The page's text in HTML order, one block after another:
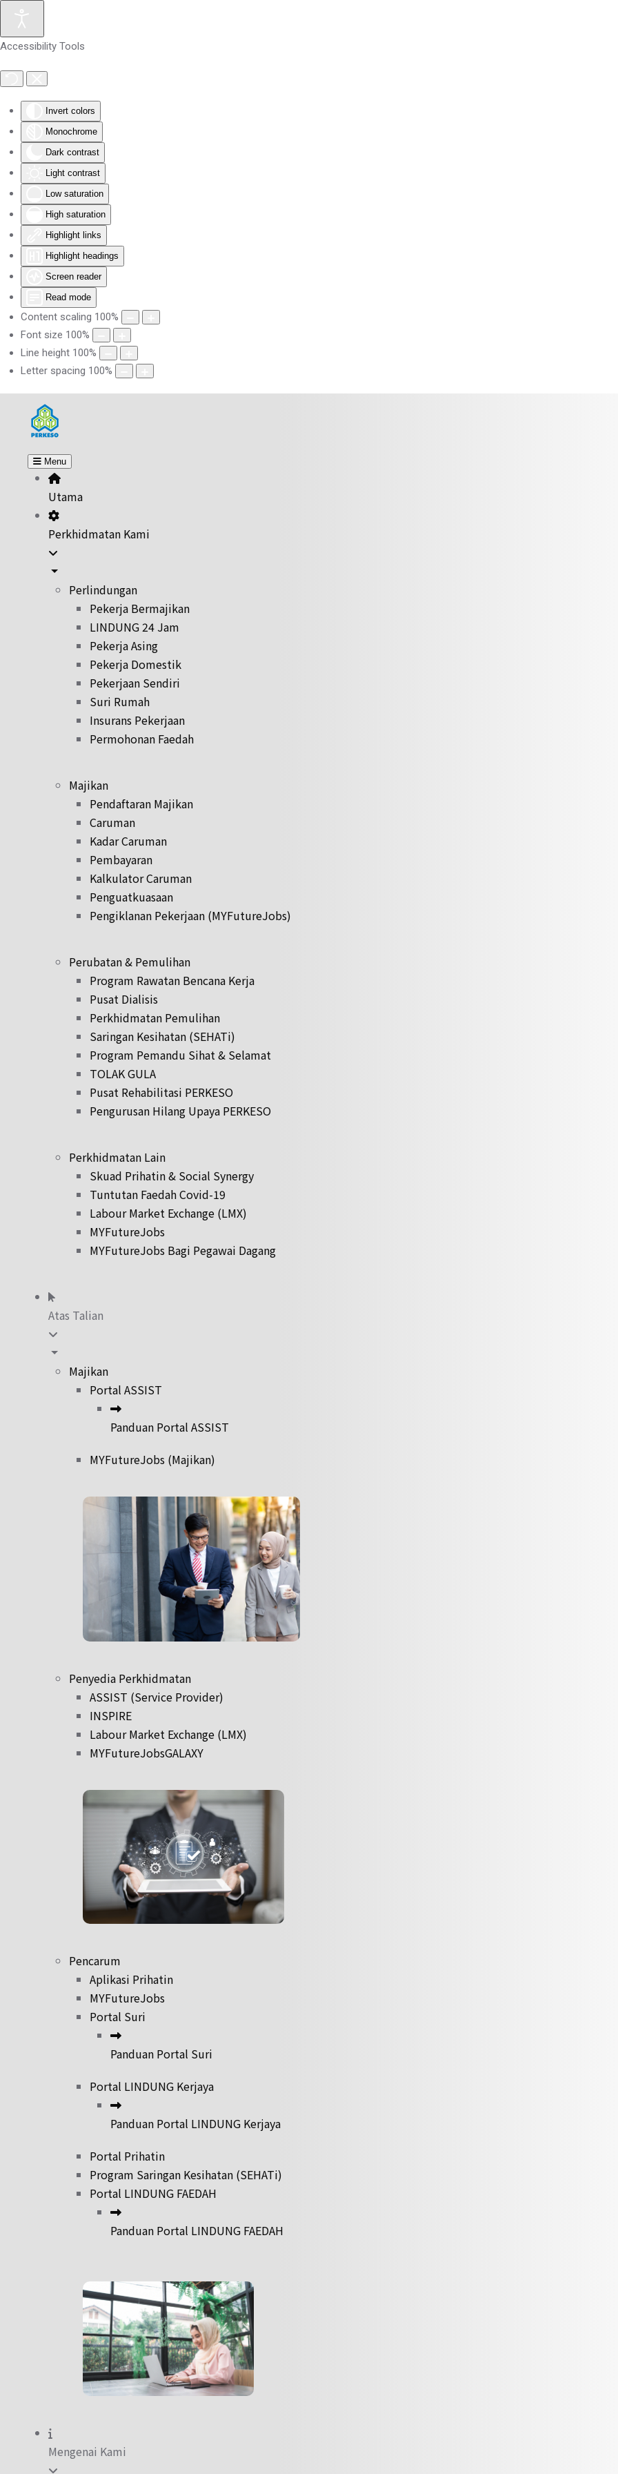
Accessibility Tools
Invert colors
Monochrome
Dark contrast
Light contrast
Low saturation
High saturation
Highlight links
Highlight headings
Screen reader
Read mode
Content scaling 100%
Font size 100%
Line height 100%
Letter spacing 100%
Skip to main content
Menu
Utama
Perkhidmatan Kami
Perlindungan
Pekerja Bermajikan
LINDUNG 24 Jam
Pekerja Asing
Pekerja Domestik
Pekerjaan Sendiri
Suri Rumah
Insurans Pekerjaan
Permohonan Faedah
Majikan
Pendaftaran Majikan
Caruman
Kadar Caruman
Pembayaran
Kalkulator Caruman
Penguatkuasaan
Pengiklanan Pekerjaan (MYFutureJobs)
Perubatan & Pemulihan
Program Rawatan Bencana Kerja
Pusat Dialisis
Perkhidmatan Pemulihan
Saringan Kesihatan (SEHATi)
Program Pemandu Sihat & Selamat
TOLAK GULA
Pusat Rehabilitasi PERKESO
Pengurusan Hilang Upaya PERKESO
Perkhidmatan Lain
Skuad Prihatin & Social Synergy
Tuntutan Faedah Covid-19
Labour Market Exchange (LMX)
MYFutureJobs
MYFutureJobs Bagi Pegawai Dagang
Atas Talian
Majikan
Portal ASSIST
Panduan Portal ASSIST
MYFutureJobs (Majikan)
Penyedia Perkhidmatan
ASSIST (Service Provider)
INSPIRE
Labour Market Exchange (LMX)
MYFutureJobsGALAXY
Pencarum
Aplikasi Prihatin
MYFutureJobs
Portal Suri
Panduan Portal Suri
Portal LINDUNG Kerjaya
Panduan Portal LINDUNG Kerjaya
Portal Prihatin
Program Saringan Kesihatan (SEHATi)
Portal LINDUNG FAEDAH
Panduan Portal LINDUNG FAEDAH
Mengenai Kami